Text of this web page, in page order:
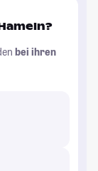
bei ihren